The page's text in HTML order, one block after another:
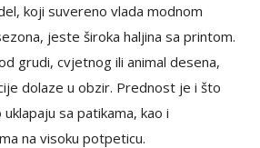
koji suvereno vlada modnom
jeste široka haljina sa printom.
grudi, cvjetnog ili animal desena,
dolaze u obzir. Prednost je i što
sa patikama, kao i
na visoku potpeticu.